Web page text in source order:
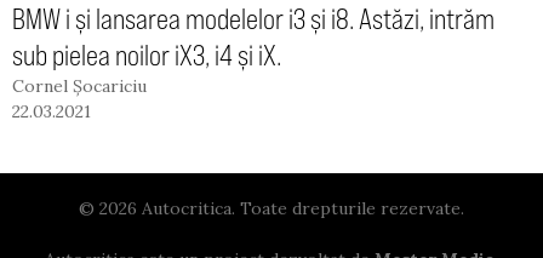
BMW i și lansarea modelelor i3 și i8. Astăzi, intrăm
sub pielea noilor iX3, i4 și iX.
Cornel Șocariciu
22.03.2021
© 2026 Autocritica. Toate drepturile rezervate.